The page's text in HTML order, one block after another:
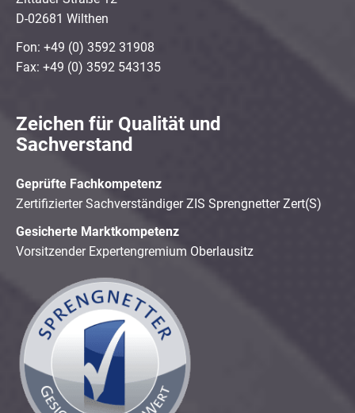
D-02681 Wilthen
Fon: +49 (0) 3592 31908
Fax: +49 (0) 3592 543135
Zeichen für Qualität und
Sachverstand
Geprüfte Fachkompetenz
Zertifizierter Sachverständiger ZIS Sprengnetter Zert(S)
Gesicherte Marktkompetenz
Vorsitzender Expertengremium Oberlausitz